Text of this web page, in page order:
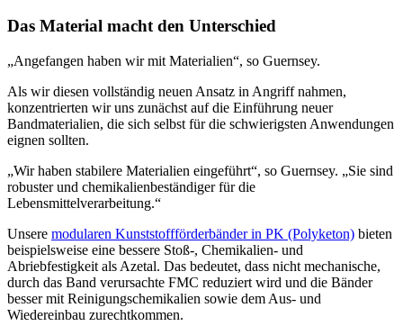
Das Material macht den Unterschied
„Angefangen haben wir mit Materialien“, so Guernsey.
Als wir diesen vollständig neuen Ansatz in Angriff nahmen,
konzentrierten wir uns zunächst auf die Einführung neuer
Bandmaterialien, die sich selbst für die schwierigsten Anwendungen
eignen sollten.
„Wir haben stabilere Materialien eingeführt“, so Guernsey. „Sie sind
robuster und chemikalienbeständiger für die
Lebensmittelverarbeitung.“
Unsere modularen Kunststoffförderbänder in PK (Polyketon) bieten
beispielsweise eine bessere Stoß-, Chemikalien- und
Abriebfestigkeit als Azetal. Das bedeutet, dass nicht mechanische,
durch das Band verursachte FMC reduziert wird und die Bänder
besser mit Reinigungschemikalien sowie dem Aus- und
Wiedereinbau zurechtkommen.